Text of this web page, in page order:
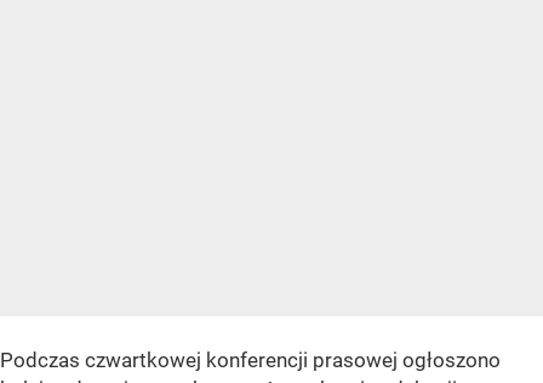
Podczas czwartkowej konferencji prasowej ogłoszono